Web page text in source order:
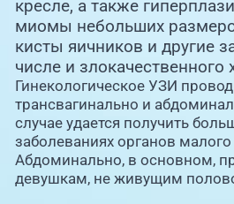
кресле, а также
миомы небольших
кисты яичников и другие
числе и злокачественного
Гинекологическое УЗИ
трансвагинально и
случае удается получить
заболеваниях органов малого
Абдоминально, в основном,
девушкам, не живущим